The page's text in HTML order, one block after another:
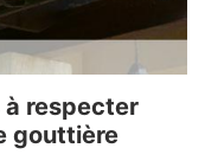
respecter
gouttière